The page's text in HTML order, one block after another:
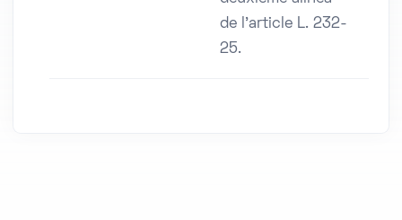
de l'article L. 232-
25.